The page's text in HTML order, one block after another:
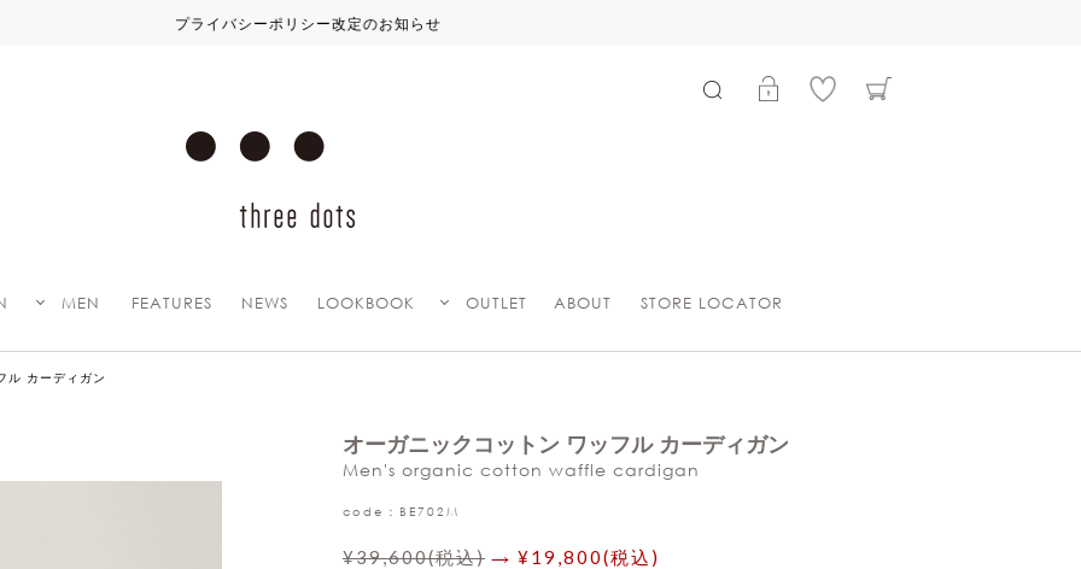
プライバシーポリシー改定のお知らせ
MEN FEATURES NEWS LOOKBOOK OUTLET ABOUT STORE LOCATOR
ル カーディガン
オーガニックコットン ワッフル カーディガン
Men's organic cotton waffle cardigan
code：BE702M
¥39,600(税込) → ¥19,800(税込)